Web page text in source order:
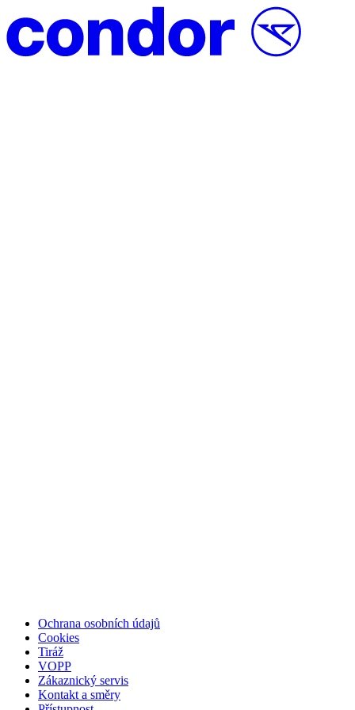
Ochrana osobních údajů
Cookies
Tiráž
VOPP
Zákaznický servis
Kontakt a směry